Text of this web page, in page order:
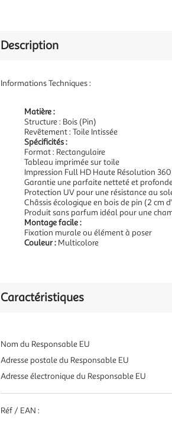
Description
Informations Techniques :
Matière :
Structure : Bois (Pin)
Revêtement : Toile Intissée
Spécificités :
Format : Rectangulaire
Tableau imprimée sur toile
Impression Full HD Haute Résolution
Garantie une parfaite netteté et
Protection UV pour une résistance au
Châssis écologique en bois de pin (2 cm
Produit sans parfum idéal pour une
Montage facile :
Fixation murale ou élément à poser
Couleur : Multicolore
Caractéristiques
Nom du Responsable EU
Adresse postale du Responsable EU
Adresse électronique du Responsable EU
Réf / EAN :